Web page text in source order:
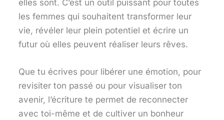
elles sont. C’est un outil puissant pour toutes
les femmes qui souhaitent transformer leur
vie, révéler leur plein potentiel et écrire un
futur où elles peuvent réaliser leurs rêves.
Que tu écrives pour libérer une émotion, pour
revisiter ton passé ou pour visualiser ton
avenir, l’écriture te permet de reconnecter
avec toi-même et de cultiver un bonheur